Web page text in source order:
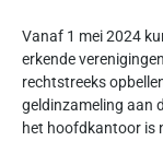
Vanaf 1 mei 2024
erkende
rechtstreeks
geldinzameling aan
het hoofdkantoor is